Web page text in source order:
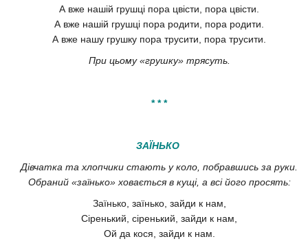
А вже нашій грушці пора цвісти, пора цвісти.
А вже нашій грушці пора родити, пора родити.
А вже нашу грушку пора трусити, пора трусити.
При цьому «грушку» трясуть.
* * *
ЗАЇНЬКО
Дівчатка та хлопчики стають у коло, побравшись за руки.
Обраний «заїнько» ховається в кущі, а всі його просять:
Заїнько, заїнько, зайди к нам,
Сіренький, сіренький, зайди к нам,
Ой да кося, зайди к нам.